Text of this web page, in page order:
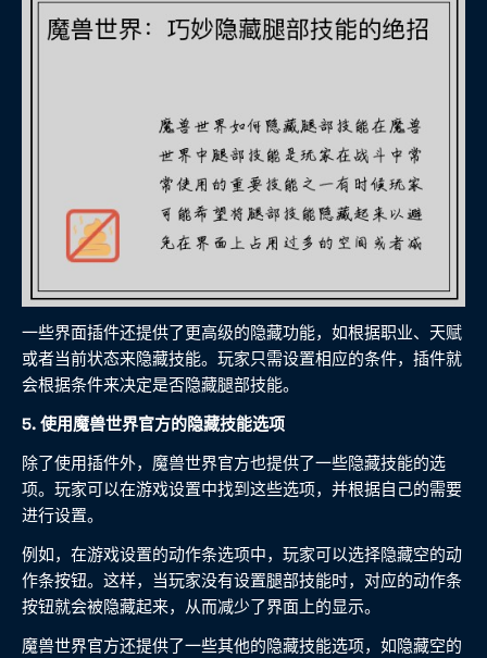
一些界面插件还提供了更高级的隐藏功能，如根据职业、天赋
或者当前状态来隐藏技能。玩家只需设置相应的条件，插件就
会根据条件来决定是否隐藏腿部技能。
5. 使用魔兽世界官方的隐藏技能选项
除了使用插件外，魔兽世界官方也提供了一些隐藏技能的选
项。玩家可以在游戏设置中找到这些选项，并根据自己的需要
进行设置。
例如，在游戏设置的动作条选项中，玩家可以选择隐藏空的动
作条按钮。这样，当玩家没有设置腿部技能时，对应的动作条
按钮就会被隐藏起来，从而减少了界面上的显示。
魔兽世界官方还提供了一些其他的隐藏技能选项，如隐藏空的